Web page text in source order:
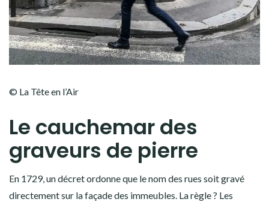
© La Tête en l’Air
Le cauchemar des
graveurs de pierre
En 1729, un décret ordonne que le nom des rues soit gravé
directement sur la façade des immeubles. La règle ? Les